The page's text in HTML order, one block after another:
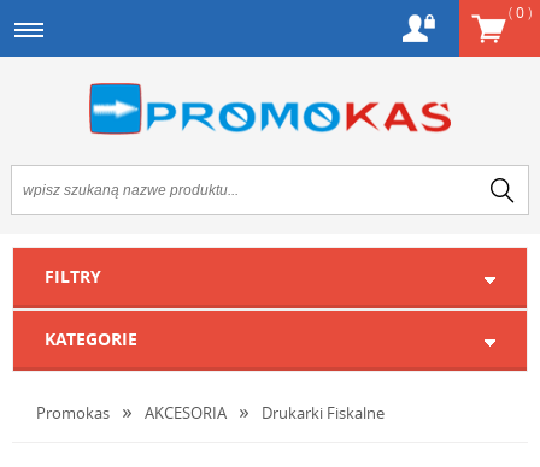
(0)
FILTRY
KATEGORIE
Promokas AKCESORIA Drukarki Fiskalne